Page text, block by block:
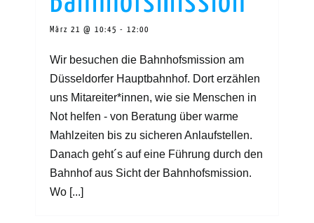
März 21 @ 10:45 - 12:00
Wir besuchen die Bahnhofsmission am
Düsseldorfer Hauptbahnhof. Dort erzählen
uns Mitareiter*innen, wie sie Menschen in
Not helfen - von Beratung über warme
Mahlzeiten bis zu sicheren Anlaufstellen.
Danach geht´s auf eine Führung durch den
Bahnhof aus Sicht der Bahnhofsmission.
Wo [...]